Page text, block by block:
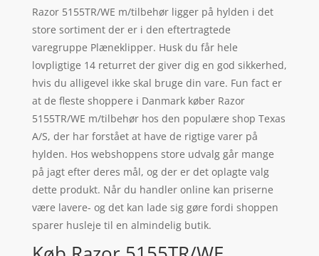
Razor 5155TR/WE m/tilbehør ligger på hylden i det
store sortiment der er i den eftertragtede
varegruppe Plæneklipper. Husk du får hele
lovpligtige 14 returret der giver dig en god sikkerhed,
hvis du alligevel ikke skal bruge din vare. Fun fact er
at de fleste shoppere i Danmark køber Razor
5155TR/WE m/tilbehør hos den populære shop Texas
A/S, der har forstået at have de rigtige varer på
hylden. Hos webshoppens store udvalg går mange
på jagt efter deres mål, og der er det oplagte valg
dette produkt. Når du handler online kan priserne
være lavere- og det kan lade sig gøre fordi shoppen
sparer husleje til en almindelig butik.